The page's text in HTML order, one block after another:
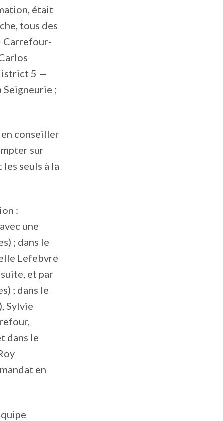
était
tous des
Carrefour-
5 —
;
conseiller
sur
seuls à la
:
une
; dans le
Lefebvre
et par
; dans le
Sylvie
dans le
en